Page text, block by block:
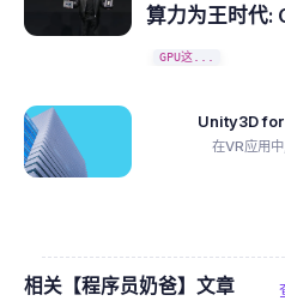
算力为王时代:
GPU这...
Unity3D
在VR应用中
相关【程序员奶爸】文章